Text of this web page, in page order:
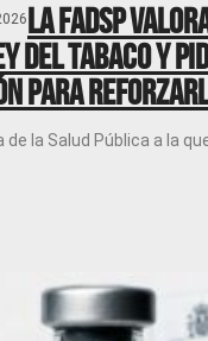
La FADSP
del tabaco y
para
de la Salud Pública a la